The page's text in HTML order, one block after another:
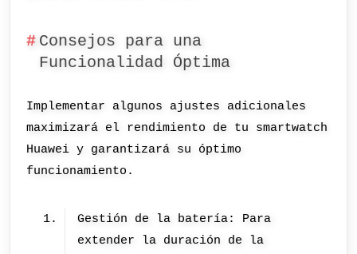
Consejos para una
Funcionalidad Óptima
Implementar algunos ajustes adicionales
maximizará el rendimiento de tu smartwatch
Huawei y garantizará su óptimo
funcionamiento.
Gestión de la batería: Para
extender la duración de la